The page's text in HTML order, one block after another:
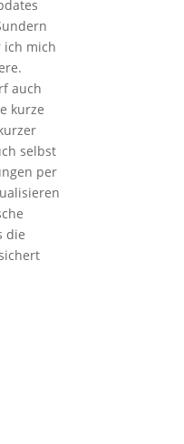
ich mich
auch
kurze
selbst
per
die